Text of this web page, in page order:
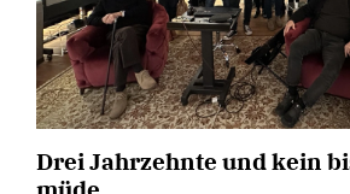
Drei Jahrzehnte und kein